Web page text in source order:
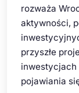
rozważa
aktywności,
przyszłe
inwestycjach
pojawiania